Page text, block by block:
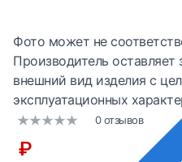
Фото может не
Производитель оставляет
внешний вид изделия с
эксплуатационных
0 отзывов
₽